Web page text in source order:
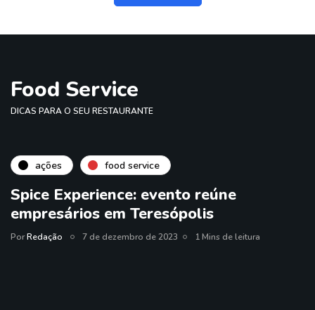
Food Service
DICAS PARA O SEU RESTAURANTE
ações food service
Spice Experience: evento reúne
empresários em Teresópolis
PorRedação 7 de dezembro de 2023 1 Mins de leitura